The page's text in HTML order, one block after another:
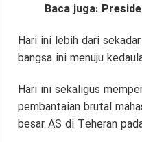
Baca juga:
Hari ini lebih dari
bangsa ini menuju
Hari ini sekaligus
pembantaian brutal
besar AS di Teheran